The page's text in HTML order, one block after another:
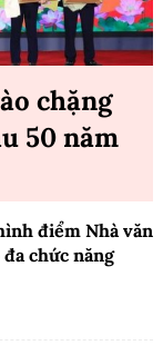
chặng
50 năm
điểm Nhà văn
chức năng